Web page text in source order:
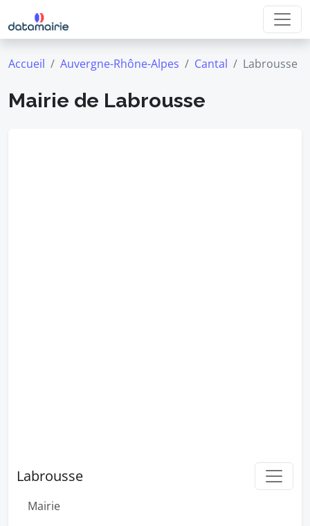
Accueil Auvergne-Rhône-Alpes Cantal Labrousse
Mairie de Labrousse
Labrousse
Mairie